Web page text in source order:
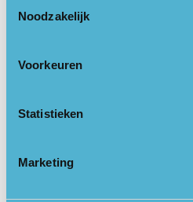
Noodzakelijk
Voorkeuren
Statistieken
Marketing